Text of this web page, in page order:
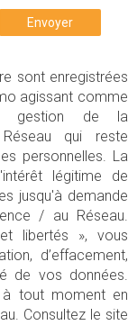
Envoyer
sont enregistrées
agissant comme
gestion de la
qui reste
personnelles. La
légitime de
jusqu'à demande
/ au Réseau.
libertés », vous
d’effacement,
de vos données.
tout moment en
Consultez le site